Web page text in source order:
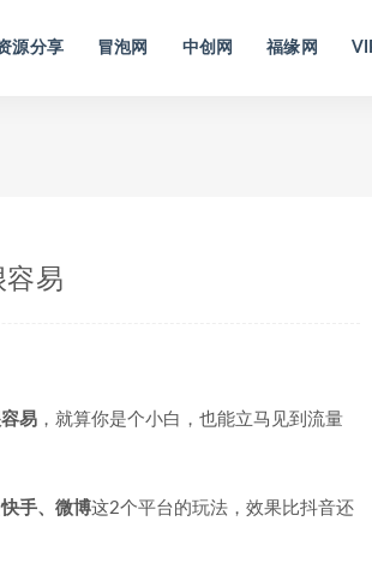
源分享 冒泡网 中创网 福缘网
容易
易 ，就算你是个小白，也能立马见到流量
快手、微博这2个平台的玩法，效果比抖音还